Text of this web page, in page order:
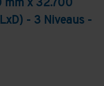
x 32.700
- 3 Niveaus -